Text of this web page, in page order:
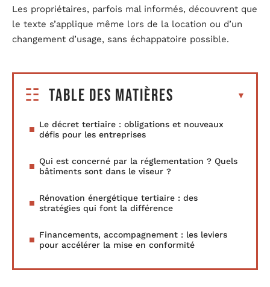
Les propriétaires, parfois mal informés, découvrent que
le texte s’applique même lors de la location ou d’un
changement d’usage, sans échappatoire possible.
Table des matières
Le décret tertiaire : obligations et nouveaux
défis pour les entreprises
Qui est concerné par la réglementation ? Quels
bâtiments sont dans le viseur ?
Rénovation énergétique tertiaire : des
stratégies qui font la différence
Financements, accompagnement : les leviers
pour accélérer la mise en conformité